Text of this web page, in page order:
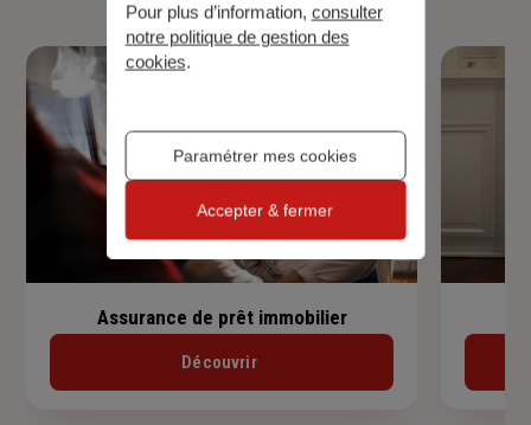
Assurance de prêt immobilier
Découvrir
Pour plus d’information, consulter
notre politique de gestion des
cookies.
Paramétrer mes cookies
Accepter & fermer